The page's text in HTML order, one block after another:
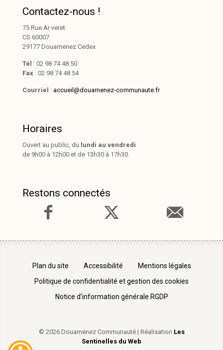
Contactez-nous !
75 Rue Ar veret
CS 60007
29177 Douarnenez Cedex
Tél : 02 98 74 48 50
Fax : 02 98 74 48 54
Courriel : accueil@douarnenez-communaute.fr
Horaires
Ouvert au public, du lundi au vendredi
de 9h00 à 12h00 et de 13h30 à 17h30.
Restons connectés
Plan du site Accessibilité
Mentions légales
Politique de confidentialité et gestion des cookies
Notice d’information générale RGDP
© 2026 Douarnenez Communauté | Réalisation Les
Sentinelles du Web